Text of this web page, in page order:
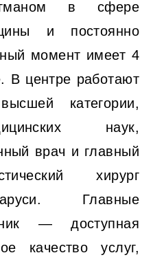
в сфере
и постоянно
момент имеет 4
В центре работают
категории,
наук,
врач и главный
хирург
Главные
— доступная
качество услуг,